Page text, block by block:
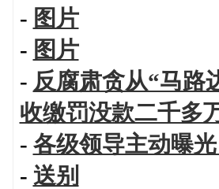
- 图片
- 图片
- 反腐肃贪从“马路
收缴罚没款二千多
- 各级领导主动曝
- 送别